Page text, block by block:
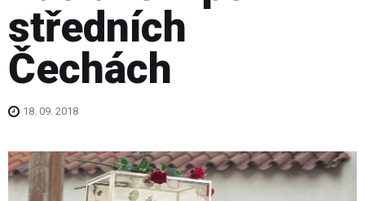
středních
Čechách
18. 09. 2018